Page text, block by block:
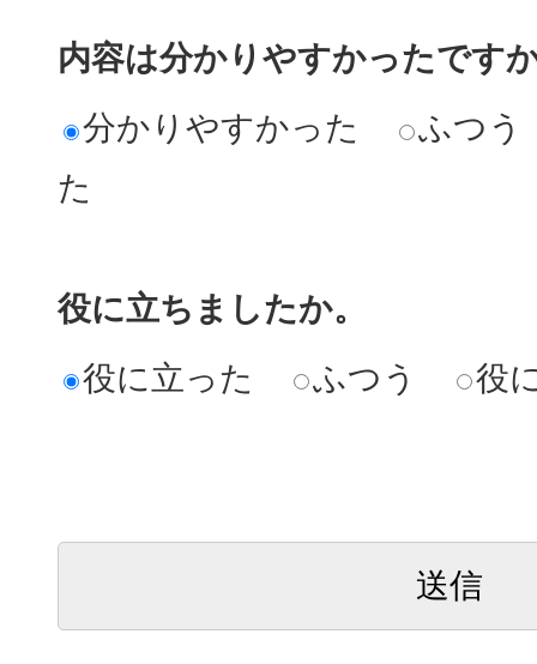
内容は分かりやすかったです
分かりやすかった
ふつう
た
役に立ちましたか。
役に立った
ふつう 役